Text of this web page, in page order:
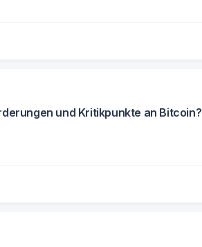
und Kritikpunkte an Bitcoin?